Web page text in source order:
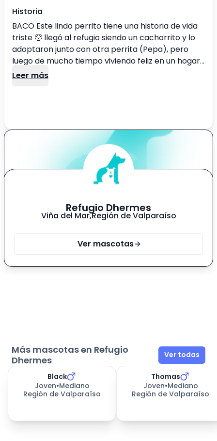
Historia
BACO Este lindo perrito tiene una historia de vida
triste 🥺 llegó al refugio siendo un cachorrito y lo
adoptaron junto con otra perrita (Pepa), pero
luego de mucho tiempo viviendo feliz en un hogar,
los devolvieron a ambos siendo ya grandes😓
porta muy bien ♥️ Es muy tierno y cariñoso con las
personas! También se lleva bien con otros
perritos e incluso con gatos, ya que en su primer
hogar tenia hermanitos gatunos. ✨✨✨✨✨✨✨✨✨✨
✨Edad: 5 años app ✨Tamaño: mediano
✨Vacunas al día ✨Sociable con perros/as y gatos
Leer más
Refugio Dhermes
Viña del Mar,Región de Valparaíso
Ver mascotas
Más mascotas en Refugio
Dhermes
Ver todas
días esperando
Black
Joven•Mediano
Región de Valparaíso
días esperando
Thomas
Joven•Mediano
Región de Valparaíso